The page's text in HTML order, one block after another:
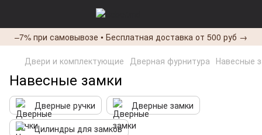
–7% при самовывозе • Бесплатная доставка от 500 руб →
Двери и комплектующие Дверная фурнитура Навесные
Навесные замки
Дверные ручки
Дверные замки
Цилиндры для замков